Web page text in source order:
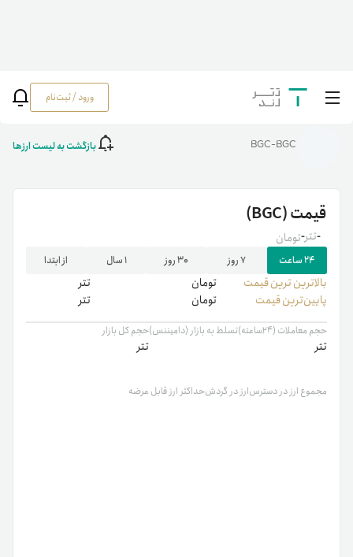
ورود / ثبت‌نام خانه رمزارزها/
BGC
BGC-BGC بازگشت به لیست ارزها
قیمت(BGC)
-تومان -تتر
۲۴ ساعت ۷ روز ۳۰ روز ۱ سال از ابتدا
بالاترین ‌ترین قیمت تومان
تتر
پایین‌ترین قیمت
تومان تتر
حجم معاملات (۲۴ساعته)
تتر
تسلط به بازار (دامیننس)حجم کل بازار
تتر
مجموع ارز در دسترسارز در گردشحداکثر ارز قابل عرضه